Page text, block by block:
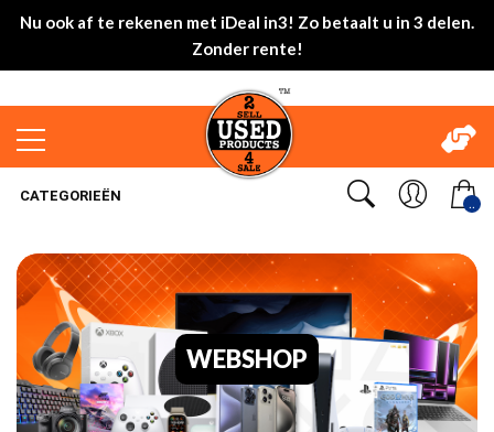
Nu ook af te rekenen met iDeal in3! Zo betaalt u in 3 delen.
Zonder rente!
..
CATEGORIEËN
WEBSHOP